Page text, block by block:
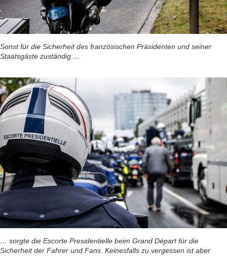
Sonst für die Sicherheit des französischen Präsidenten und seiner
Staatsgäste zuständig …
… sorgte die Escorte Presidentielle beim Grand Départ für die
Sicherheit der Fahrer und Fans. Keinesfalls zu vergessen ist aber